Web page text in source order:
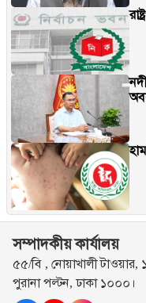
সম্পাদকীয় কার্যালয়
৫৫/বি , নোয়াখালী
পুরানা পল্টন, ঢাকা ১০০০।